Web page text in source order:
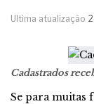
Ultima atualização
Cadastrados
Se para muitas